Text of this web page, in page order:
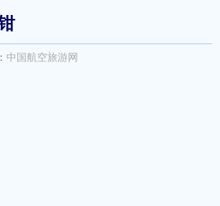
中国航空旅游网